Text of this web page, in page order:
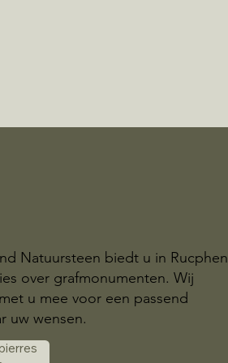
Natuursteen biedt u in Rucphen
over grafmonumenten. Wij
u mee voor een passend
uw wensen.